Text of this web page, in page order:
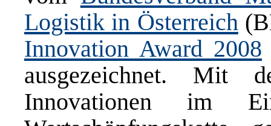
Logistik in Österreich
Innovation Award 2008
ausgezeichnet. Mit
Innovationen im